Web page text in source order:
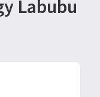
Labubu